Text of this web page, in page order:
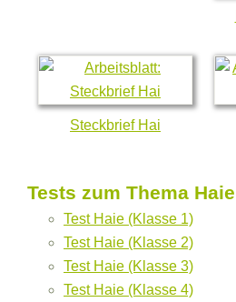
Steckbrief Hai
Tests zum Thema Haie
Test Haie (Klasse 1)
Test Haie (Klasse 2)
Test Haie (Klasse 3)
Test Haie (Klasse 4)